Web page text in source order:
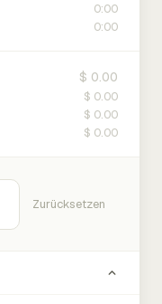
0:00
0:00
$ 0.00
$ 0.00
$ 0.00
$ 0.00
Zurücksetzen